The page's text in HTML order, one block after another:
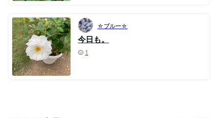
☆ブルー☆
今日も。
1